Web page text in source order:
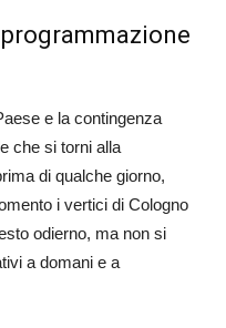
e la contingenza
che si torni alla
di qualche giorno,
i vertici di Cologno
odierno, ma non si
a domani e a